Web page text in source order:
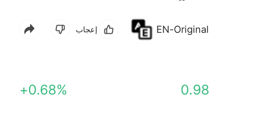
EN-Original إعجاب
0.98
+0.68%